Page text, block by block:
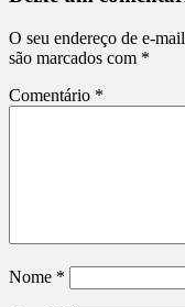
O seu endereço de e-
são marcados com *
Comentário *
Nome *